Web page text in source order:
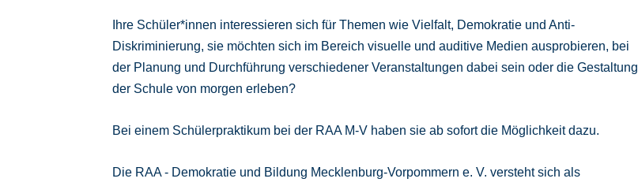
Ihre Schüler*innen interessieren sich für Themen wie Vielfalt, Demokratie und Anti-
Diskriminierung, sie möchten sich im Bereich visuelle und auditive Medien ausprobieren, bei
der Planung und Durchführung verschiedener Veranstaltungen dabei sein oder die Gestaltung
der Schule von morgen erleben?
Bei einem Schülerpraktikum bei der RAA M-V haben sie ab sofort die Möglichkeit dazu.
Die RAA - Demokratie und Bildung Mecklenburg-Vorpommern e. V. versteht sich als